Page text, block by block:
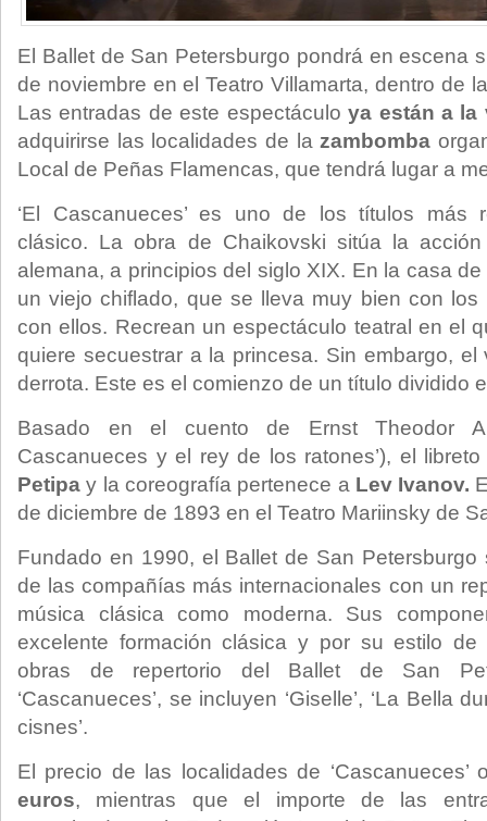
El Ballet de San Petersburgo pondrá en escena
de noviembre en el Teatro Villamarta, dentro de
Las entradas de este espectáculoya están a la
adquirirse las localidades de lazambomba
Local de Peñas Flamencas, que tendrá lugar a
‘El Cascanueces’ es uno de los títulos más
clásico. La obra de Chaikovski sitúa la
alemana, a principios del siglo XIX. En la casa
un viejo chiflado, que se lleva muy bien con
con ellos. Recrean un espectáculo teatral en el
quiere secuestrar a la princesa. Sin embargo,
derrota. Este es el comienzo de un título dividido
Basado en el cuento de Ernst Theodor
Cascanueces y el rey de los ratones’), el
Petipa y la coreografía pertenece a Lev Ivanov.
de diciembre de 1893 en el Teatro Mariinsky de
Fundado en 1990, el Ballet de San
de las compañías más internacionales con un
música clásica como moderna. Sus
excelente formación clásica y por su estilo de
obras de repertorio del Ballet de San
‘Cascanueces’, se incluyen ‘Giselle’, ‘La Bella
cisnes’.
El precio de las localidades de ‘Cascanueces’
euros, mientras que el importe de las